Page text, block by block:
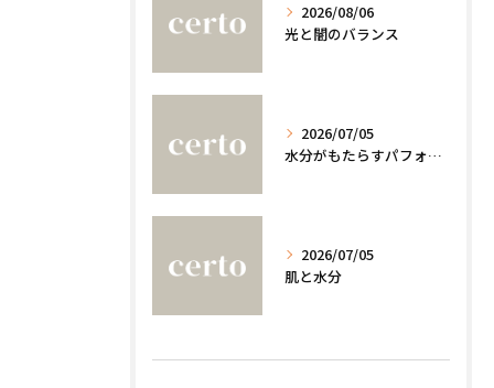
2026/08/06
光と闇のバランス
2026/07/05
水分がもたらすパフォーマンスへの影響
2026/07/05
肌と水分